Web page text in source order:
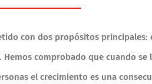
con dos propósitos principales:
comprobado que cuando se
el crecimiento es una